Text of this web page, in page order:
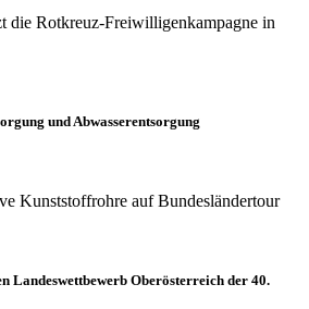
die Rotkreuz-Freiwilligenkampagne in
und Abwasserentsorgung
Kunststoffrohre auf Bundesländertour
Landeswettbewerb Oberösterreich der 40.